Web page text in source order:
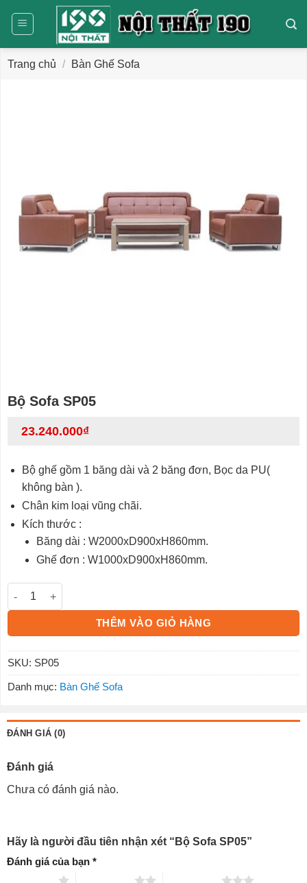
dung
Trang chủ / Bàn Ghế Sofa
Bộ Sofa SP05
23.240.000₫
Bộ ghế gồm 1 băng dài và 2 băng đơn, Bọc da PU(
không bàn ).
Chân kim loại vũng chãi.
Kích thước :
Băng dài : W2000xD900xH860mm.
Ghế đơn : W1000xD900xH860mm.
Bộ Sofa SP05 số lượng
THÊM VÀO GIỎ HÀNG
SKU: SP05
Danh mục: Bàn Ghế Sofa
ĐÁNH GIÁ (0)
Đánh giá
Chưa có đánh giá nào.
Hãy là người đầu tiên nhận xét “Bộ Sofa SP05”
Đánh giá của bạn *